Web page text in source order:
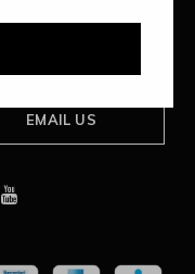
EMAIL US